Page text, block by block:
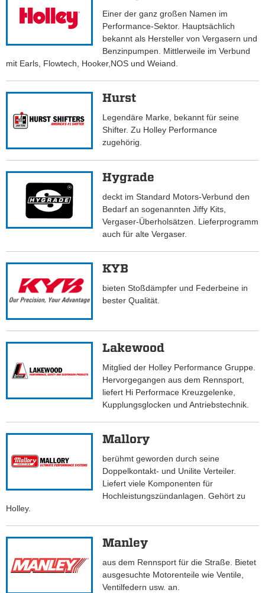
Einer der ganz großen Namen im
Performance-Sektor. Hauptsächlich
bekannt als Hersteller von Vergasern und
Benzinpumpen. Mittlerweile im Verbund
mit Earls, Flowtech, Hooker,NOS und Weiand.
Hurst
Legendäre Marke, bekannt für seine
Shifter. Zu Holley Performance
zugehörig.
Hygrade
deckt im Standard Motors-Verbund den
Bedarf an sogenannten Jiffy Kits,
Vergaser-Überholsätzen. Lieferprogramm
auch für alte Vergaser.
KYB
bieten Stoßdämpfer und Federbeine in
bester Qualität.
Lakewood
Mitglied der Holley Performance Gruppe.
Hervorgegangen aus dem Rennsport,
liefert Hi Performace Kreuzgelenke,
Kupplungsglocken und Antriebstechnik.
Mallory
berühmt geworden durch seine
Doppelkontakt- und Unilite Verteiler.
Liefert viele Komponenten für
Hochleistungszündanlagen. Gehört zu
Holley.
Manley
aus dem Rennsport für die Straße. Bietet
ausgesuchte Motorenteile wie Ventile,
Ventilfedern usw. an.